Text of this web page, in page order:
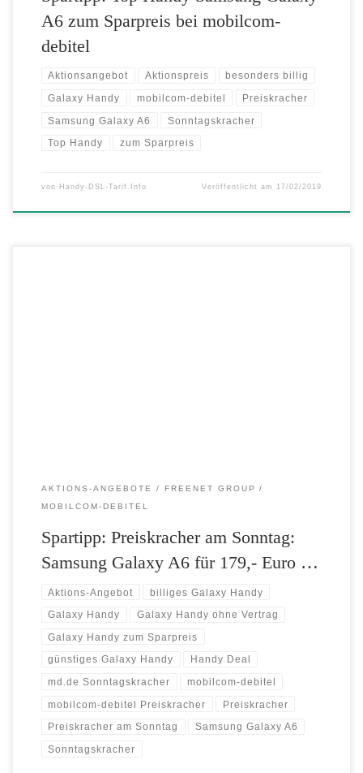
A6 zum Sparpreis bei mobilcom-
debitel
Aktionsangebot Aktionspreis besonders billig
Galaxy Handy mobilcom-debitel Preiskracher
Samsung Galaxy A6 Sonntagskracher
Top Handy zum Sparpreis
von Handy-DSL-Tarif.Info Veröffentlicht am 17/02/2019
AKTIONS-ANGEBOTE
FREENET GROUP
MOBILCOM-DEBITEL
Spartipp: Preiskracher am Sonntag:
Samsung Galaxy A6 für 179,- Euro …
Aktions-Angebot billiges Galaxy Handy
Galaxy Handy Galaxy Handy ohne Vertrag
Galaxy Handy zum Sparpreis
günstiges Galaxy Handy Handy Deal
md.de Sonntagskracher mobilcom-debitel
mobilcom-debitel Preiskracher Preiskracher
Preiskracher am Sonntag Samsung Galaxy A6
Sonntagskracher